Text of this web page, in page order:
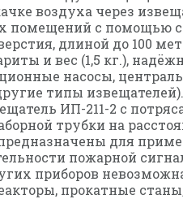
воздуха через
помещений с помощью
длиной до 100
и вес (1,5 кг.),
насосы,
типы
ИП-211-2 с
трубки на
для
пожарной
приборов
прокатные